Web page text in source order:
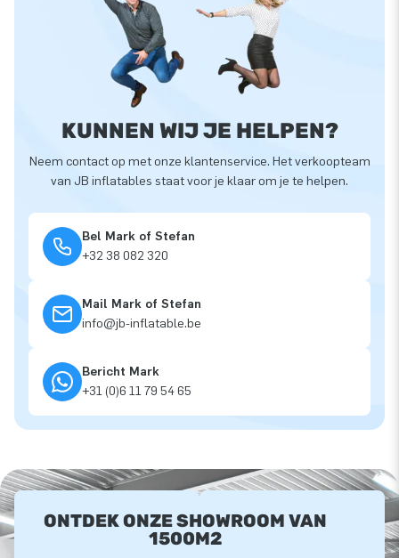
KUNNEN WIJ JE HELPEN?
Neem contact op met onze klantenservice. Het verkoopteam
van JB inflatables staat voor je klaar om je te helpen.
Bel Mark of Stefan
+32 38 082 320
Mail Mark of Stefan
info@jb-inflatable.be
Bericht Mark
+31 (0)6 11 79 54 65
ONTDEK ONZE SHOWROOM VAN
1500M2